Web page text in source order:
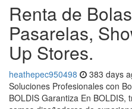
Renta de
Pasarelas,
Up Stores.
heathepec950498 383 days
Soluciones Profesionales con
BOLDIS Garantiza En BOLDIS,